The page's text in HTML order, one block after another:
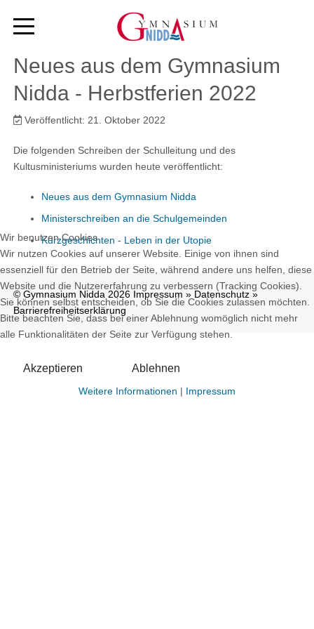
Neues aus dem Gymnasium
Nidda - Herbstferien 2022
Veröffentlicht: 21. Oktober 2022
Die folgenden Schreiben der Schulleitung und des
Kultusministeriums wurden heute veröffentlicht:
Neues aus dem Gymnasium Nidda
Ministerschreiben an die Schulgemeinden
Kurzgeschichten - Leben in der Utopie
© Gymnasium Nidda 2026 Impressum » Datenschutz »
Barrierefreiheitserklärung
Wir benutzen Cookies
Wir nutzen Cookies auf unserer Website. Einige von ihnen sind
essenziell für den Betrieb der Seite, während andere uns helfen, diese
Website und die Nutzererfahrung zu verbessern (Tracking Cookies).
Sie können selbst entscheiden, ob Sie die Cookies zulassen möchten.
Bitte beachten Sie, dass bei einer Ablehnung womöglich nicht mehr
alle Funktionalitäten der Seite zur Verfügung stehen.
Akzeptieren Ablehnen
Weitere Informationen | Impressum